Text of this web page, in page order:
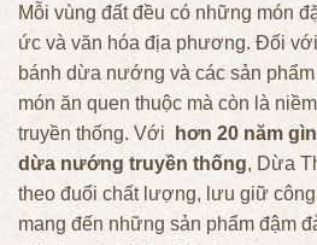
Mỗi vùng đất đều có những món
ức và văn hóa địa phương. Đối
bánh dừa nướng và các sản
món ăn quen thuộc mà còn là
truyền thống. Với
hơn 20 năm
dừa nướng truyền thống, Dừa
theo đuổi chất lượng, lưu giữ
mang đến những sản phẩm đậm